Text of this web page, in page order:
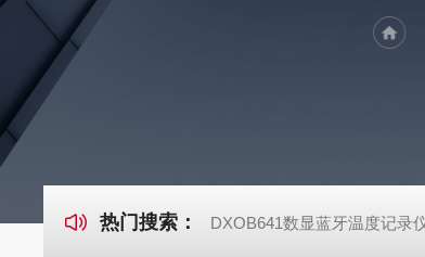
热门搜索： DXOB641数显蓝牙温度记录